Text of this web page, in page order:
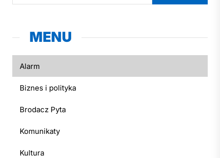
MENU
Alarm
Biznes i polityka
Brodacz Pyta
Komunikaty
Kultura